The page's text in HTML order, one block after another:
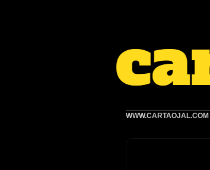
WWW.CARTAOJAL.COM